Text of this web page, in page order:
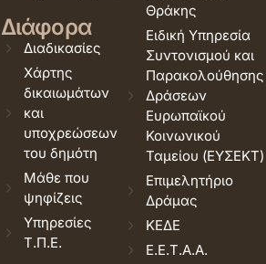
Διάφορα
Διαδικασίες
Χάρτης
δικαιωμάτων
και
υποχρεώσεων
του δημότη
Μάθε που
ψηφίζεις
Υπηρεσίες
Τ.Π.Ε.
Θράκης
Ειδική Υπηρεσία
Συντονισμού και
Παρακολούθησης
Δράσεων
Ευρωπαϊκού
Κοινωνικού
Ταμείου (ΕΥΣΕΚΤ)
Επιμελητήριο
Δράμας
ΚΕΔΕ
Ε.Ε.Τ.Α.Α.